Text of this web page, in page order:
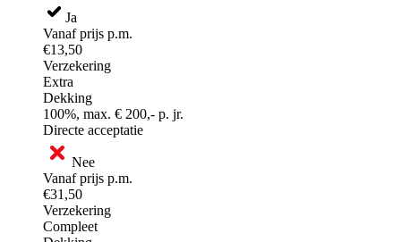
Ja
Vanaf prijs p.m.
€13,50
Verzekering
Extra
Dekking
100%, max. € 200,- p. jr.
Directe acceptatie
Nee
Vanaf prijs p.m.
€31,50
Verzekering
Compleet